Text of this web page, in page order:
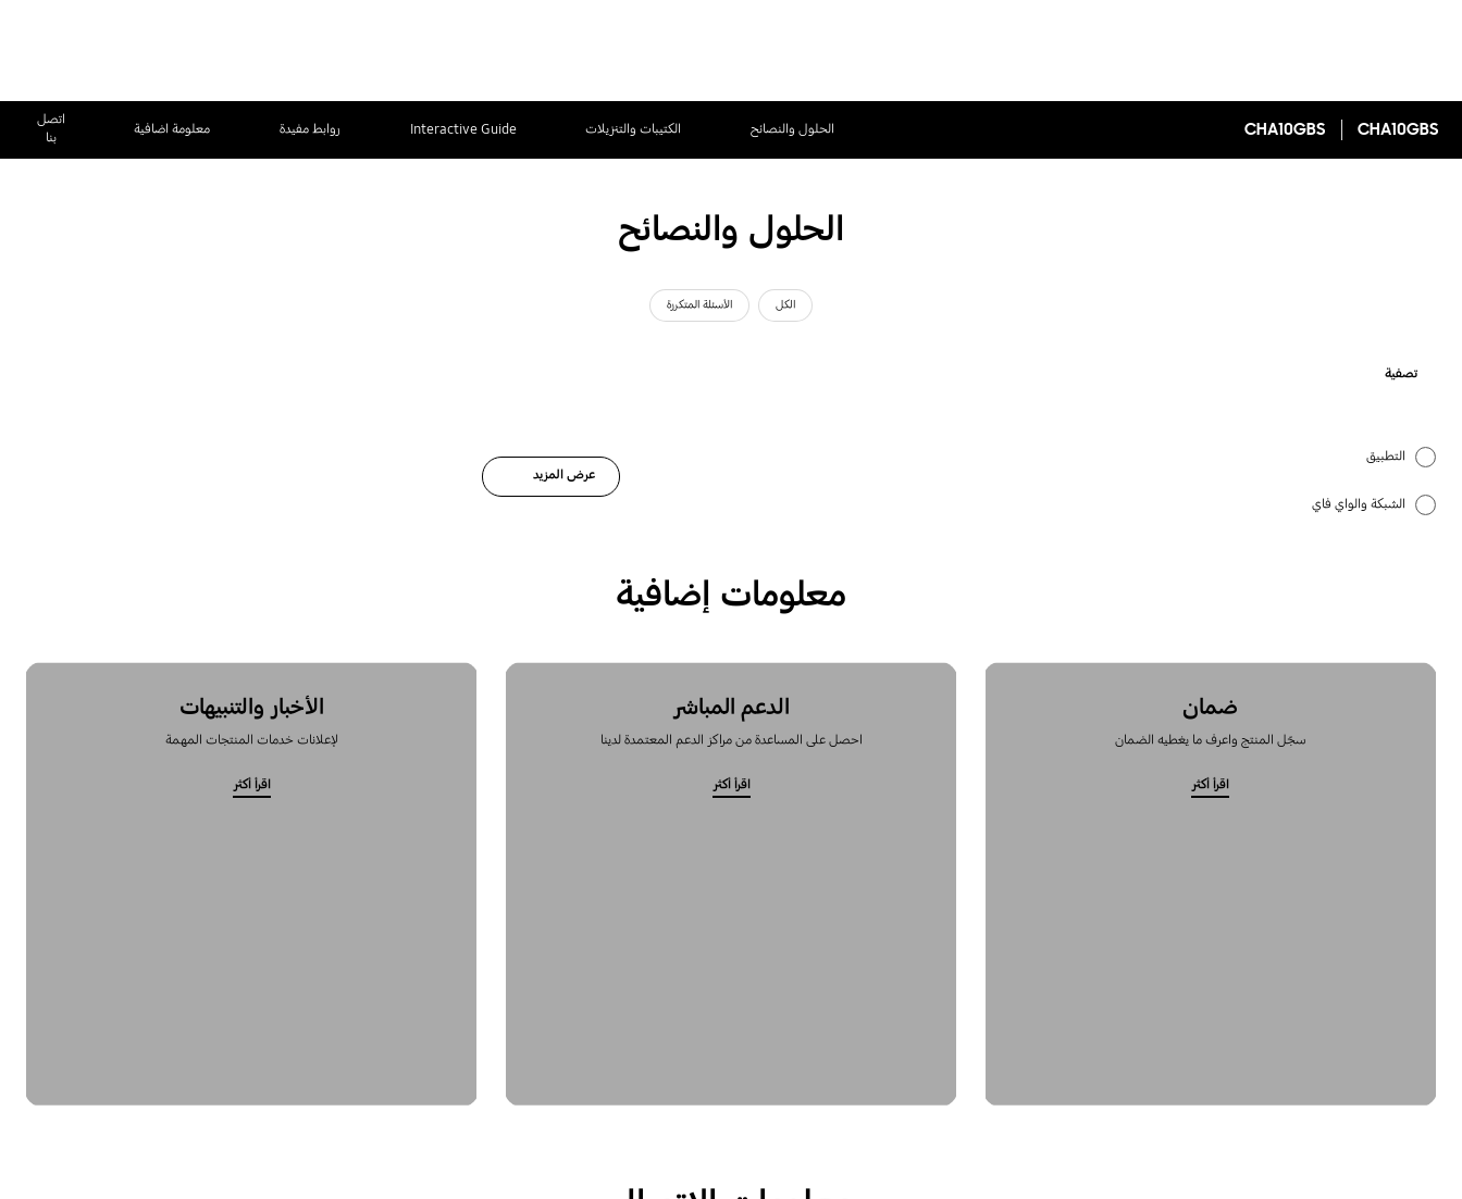
CHA10GBS
CHA10GBS الحلول والنصائح الكتيبات والتنزيلات Interactive Guide روابط مفيدة معلومة اضافية
اتصل
بنا
الحلول والنصائح
الكل الأسئلة المتكررة
تصفية
التطبيق
الشبكة والواي فاي
عرض المزيد
معلومات إضافية
ضمان
سجّل المنتج واعرف ما يغطيه الضمان
اقرأ أكثر
الدعم المباشر
احصل على المساعدة من مراكز الدعم المعتمدة لدينا
اقرأ أكثر
الأخبار والتنبيهات
لإعلانات خدمات المنتجات المهمة
اقرأ أكثر